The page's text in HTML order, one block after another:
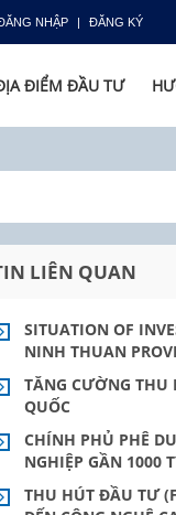
NHẬP ĐĂNG KÝ
ĐIỂM ĐẦU TƯ
LIÊN QUAN
SITUATION OF
NINH THUAN
TĂNG CƯỜNG
QUỐC
CHÍNH PHỦ PHÊ
NGHIỆP GẦN 1000
THU HÚT ĐẦU TƯ